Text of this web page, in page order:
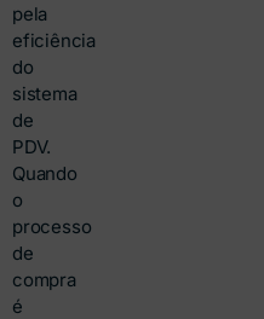
pela
eficiência
do
sistema
de
PDV.
Quando
o
processo
de
compra
é